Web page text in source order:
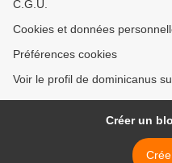
C.G.U.
Cookies et données
Préférences cookies
Voir le profil de dominicanus
Créer un